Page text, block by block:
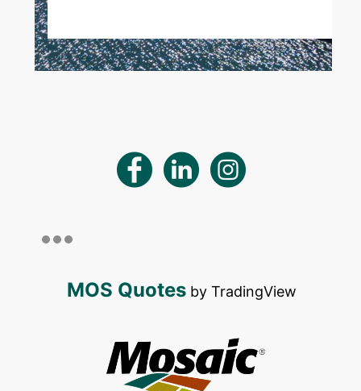
MOS Quotesby TradingView